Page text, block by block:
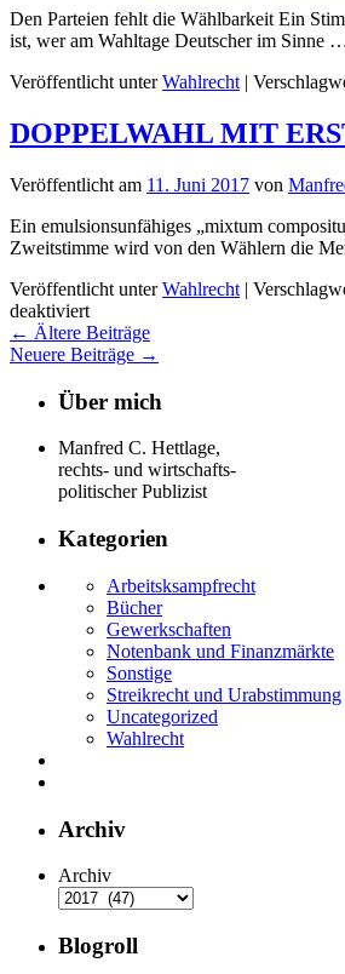
Den Parteien fehlt die Wählbarkeit Ein
ist, wer am Wahltage Deutscher im Sinne
Veröffentlicht unter Wahlrecht |
DOPPELWAHL MIT
Veröffentlicht am 11. Juni 2017 von
Ein emulsionsunfähiges „mixtum
Zweitstimme wird von den Wählern die
Veröffentlicht unter Wahlrecht |
deaktiviertfür
DOPPELWAHL
MIT
UND
← Ältere Beiträge
Neuere Beiträge →
Über mich
Manfred C. Hettlage,
rechts- und wirtschafts-
politischer Publizist
Kategorien
Arbeitsksampfrecht
Bücher
Gewerkschaften
Notenbank und Finanzmärkte
Sonstige
Streikrecht und Urabstimmung
Uncategorized
Wahlrecht
Archiv
Archiv
Blogroll